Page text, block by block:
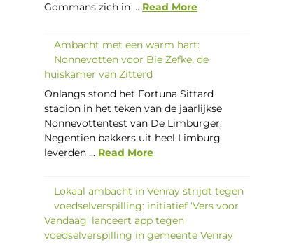
Gommans zich in ... Read More
Ambacht met een warm hart:
Nonnevotten voor Bie Zefke, de
huiskamer van Zitterd
Onlangs stond het Fortuna Sittard
stadion in het teken van de jaarlijkse
Nonnevottentest van De Limburger.
Negentien bakkers uit heel Limburg
leverden ... Read More
Lokaal ambacht in Venray strijdt tegen
voedselverspilling: initiatief ‘Vers voor
Vandaag’ lanceert app tegen
voedselverspilling in gemeente Venray